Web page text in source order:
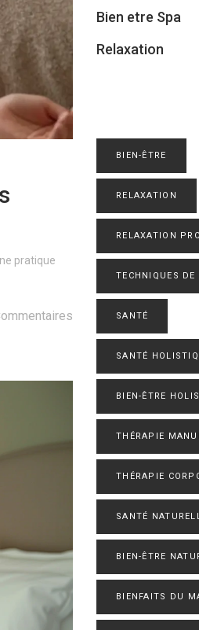
pratique
Bien etre Spa
Relaxation
BIEN-ÊTRE
RELAXATION
RELAXATION
TECHNIQUES DE
SANTÉ
SANTÉ
BIEN-ÊTRE
THÉRAPIE
THÉRAPIE
SANTÉ
BIEN-ÊTRE
BIENFAITS DU